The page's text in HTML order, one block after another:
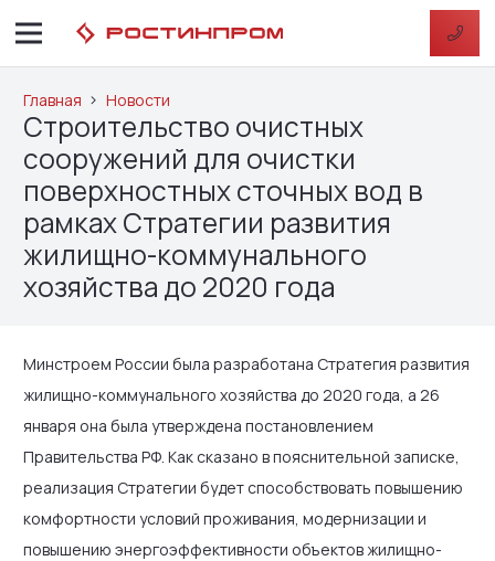
Главная Новости
Строительство очистных
сооружений для очистки
поверхностных сточных вод в
рамках Стратегии развития
жилищно-коммунального
хозяйства до 2020 года
Минстроем России была разработана Стратегия развития
жилищно-коммунального хозяйства до 2020 года, а 26
января она была утверждена постановлением
Правительства РФ. Как сказано в пояснительной записке,
реализация Стратегии будет способствовать повышению
комфортности условий проживания, модернизации и
повышению энергоэффективности объектов жилищно-